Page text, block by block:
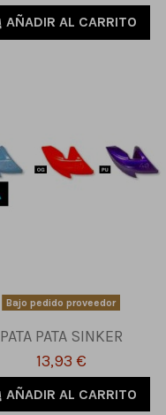
AÑADIR AL CARRITO
Bajo pedido proveedor
PATA PATA SINKER
13,93 €
AÑADIR AL CARRITO